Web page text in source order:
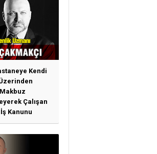
Kendi
Çalışan
Kanunu